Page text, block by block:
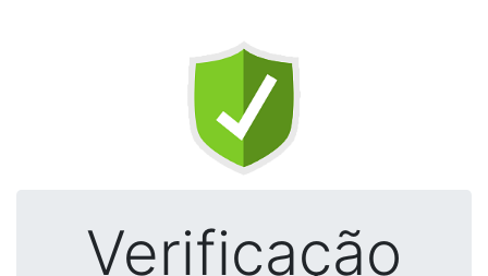
Verificação